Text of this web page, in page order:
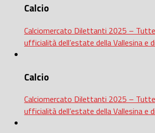
Calcio
Calciomercato Dilettanti 2025 –
ufficialità dell’estate della Vallesina e
Calcio
Calciomercato Dilettanti 2025 –
ufficialità dell’estate della Vallesina e